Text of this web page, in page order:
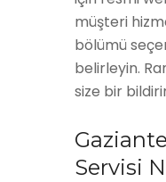
müşteri
bölümü
belirleyin.
size bir
Servisi